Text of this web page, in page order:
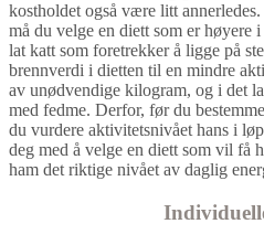
kostholdet også være litt
må du velge en diett som er høyere
lat katt som foretrekker å ligge på
brennverdi i dietten til en mindre
av unødvendige kilogram, og i det
med fedme. Derfor, før du
du vurdere aktivitetsnivået hans i
deg med å velge en diett som vil få
ham det riktige nivået av daglig